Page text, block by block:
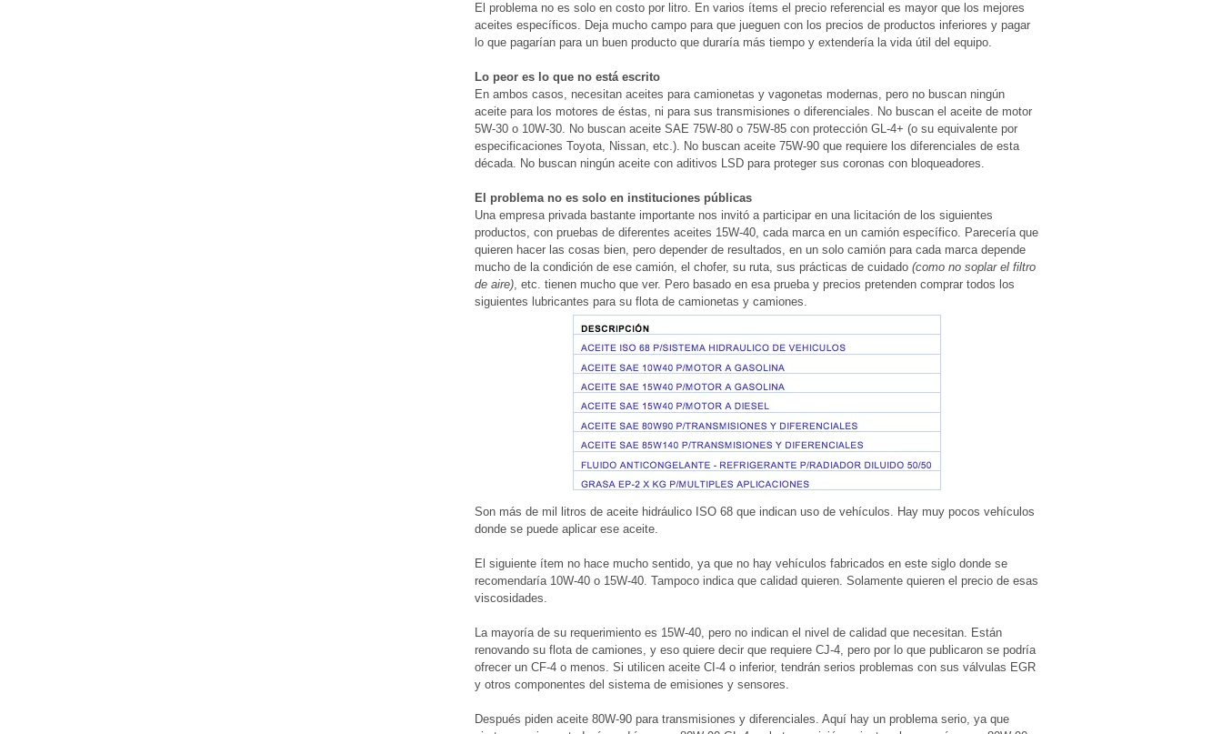
El problema no es solo en costo por litro. En varios ítems el precio referencial es mayor que los mejores
aceites específicos. Deja mucho campo para que jueguen con los precios de productos inferiores y pagar
lo que pagarían para un buen producto que duraría más tiempo y extendería la vida útil del equipo.
Lo peor es lo que no está escrito
En ambos casos, necesitan aceites para camionetas y vagonetas modernas, pero no buscan ningún
aceite para los motores de éstas, ni para sus transmisiones o diferenciales. No buscan el aceite de motor
5W-30 o 10W-30. No buscan aceite SAE 75W-80 o 75W-85 con protección GL-4+ (o su equivalente por
especificaciones Toyota, Nissan, etc.). No buscan aceite 75W-90 que requiere los diferenciales de esta
década. No buscan ningún aceite con aditivos LSD para proteger sus coronas con bloqueadores.
El problema no es solo en instituciones públicas
Una empresa privada bastante importante nos invitó a participar en una licitación de los siguientes
productos, con pruebas de diferentes aceites 15W-40, cada marca en un camión específico. Parecería que
quieren hacer las cosas bien, pero depender de resultados, en un solo camión para cada marca depende
mucho de la condición de ese camión, el chofer, su ruta, sus prácticas de cuidado (como no soplar el filtro
de aire), etc. tienen mucho que ver. Pero basado en esa prueba y precios pretenden comprar todos los
siguientes lubricantes para su flota de camionetas y camiones.
Son más de mil litros de aceite hidráulico ISO 68 que indican uso de vehículos. Hay muy pocos vehículos
donde se puede aplicar ese aceite.
El siguiente ítem no hace mucho sentido, ya que no hay vehículos fabricados en este siglo donde se
recomendaría 10W-40 o 15W-40. Tampoco indica que calidad quieren. Solamente quieren el precio de esas
viscosidades.
La mayoría de su requerimiento es 15W-40, pero no indican el nivel de calidad que necesitan. Están
renovando su flota de camiones, y eso quiere decir que requiere CJ-4, pero por lo que publicaron se podría
ofrecer un CF-4 o menos. Si utilicen aceite CI-4 o inferior, tendrán serios problemas con sus válvulas EGR
y otros componentes del sistema de emisiones y sensores.
Después piden aceite 80W-90 para transmisiones y diferenciales. Aquí hay un problema serio, ya que